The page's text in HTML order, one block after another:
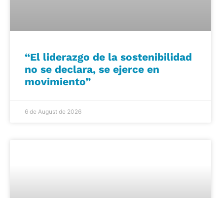
“El liderazgo de la sostenibilidad
no se declara, se ejerce en
movimiento”
6 de August de 2026